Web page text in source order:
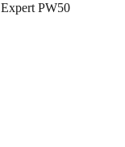
Expert PW50